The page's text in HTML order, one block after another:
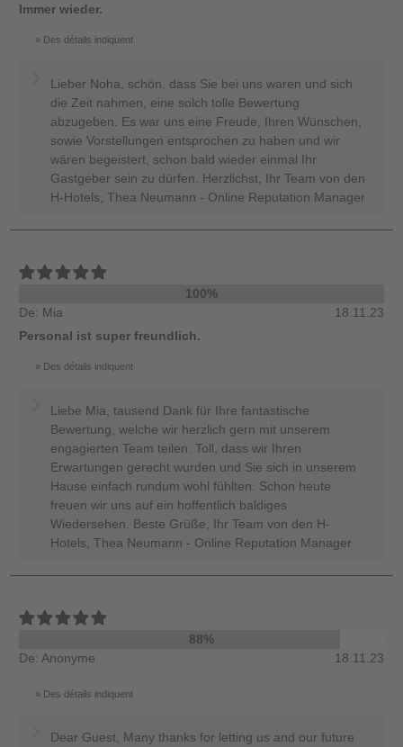
Immer wieder.
Des détails indiquent
Lieber Noha, schön, dass Sie bei uns waren und sich
die Zeit nahmen, eine solch tolle Bewertung
abzugeben. Es war uns eine Freude, Ihren Wünschen,
sowie Vorstellungen entsprochen zu haben und wir
wären begeistert, schon bald wieder einmal Ihr
Gastgeber sein zu dürfen. Herzlichst, Ihr Team von den
H-Hotels, Thea Neumann - Online Reputation Manager
100%
De: Mia
18.11.23
Personal ist super freundlich.
Des détails indiquent
Liebe Mia, tausend Dank für Ihre fantastische
Bewertung, welche wir herzlich gern mit unserem
engagierten Team teilen. Toll, dass wir Ihren
Erwartungen gerecht wurden und Sie sich in unserem
Hause einfach rundum wohl fühlten. Schon heute
freuen wir uns auf ein hoffentlich baldiges
Wiedersehen. Beste Grüße, Ihr Team von den H-
Hotels, Thea Neumann - Online Reputation Manager
88%
De: Anonyme
18.11.23
Des détails indiquent
Dear Guest, Many thanks for letting us and our future